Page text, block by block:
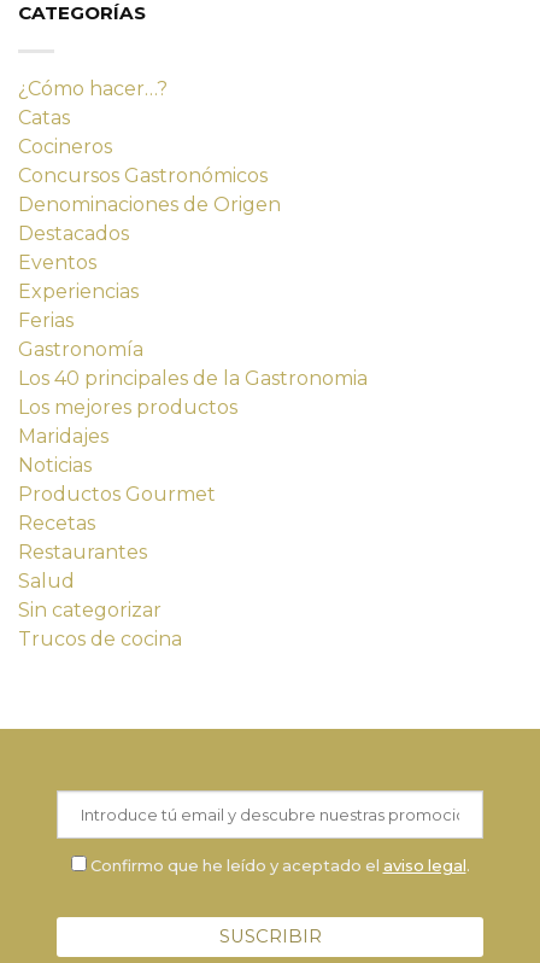
CATEGORÍAS
¿Cómo hacer…?
Catas
Cocineros
Concursos Gastronómicos
Denominaciones de Origen
Destacados
Eventos
Experiencias
Ferias
Gastronomía
Los 40 principales de la Gastronomia
Los mejores productos
Maridajes
Noticias
Productos Gourmet
Recetas
Restaurantes
Salud
Sin categorizar
Trucos de cocina
Confirmo que he leído y aceptado el aviso legal.